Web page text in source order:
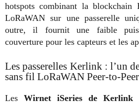
hotspots combinant la
LoRaWAN sur une passerelle
outre, il fournit une faible
couverture pour les capteurs et les
Les passerelles Kerlink : l’un
sans fil LoRaWAN Peer-to-Peer
Les Wirnet iSeries de Kerlink